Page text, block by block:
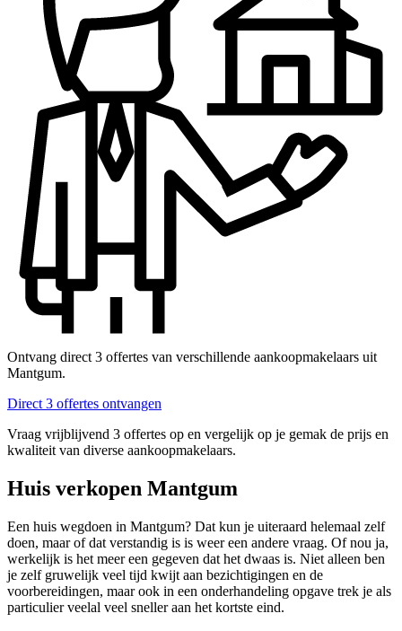
Ontvang direct 3 offertes van verschillende aankoopmakelaars uit
Mantgum.
Direct 3 offertes ontvangen
Vraag vrijblijvend 3 offertes op en vergelijk op je gemak de prijs en
kwaliteit van diverse aankoopmakelaars.
Huis verkopen Mantgum
Een huis wegdoen in Mantgum? Dat kun je uiteraard helemaal zelf
doen, maar of dat verstandig is is weer een andere vraag. Of nou ja,
werkelijk is het meer een gegeven dat het dwaas is. Niet alleen ben
je zelf gruwelijk veel tijd kwijt aan bezichtigingen en de
voorbereidingen, maar ook in een onderhandeling opgave trek je als
particulier veelal veel sneller aan het kortste eind.